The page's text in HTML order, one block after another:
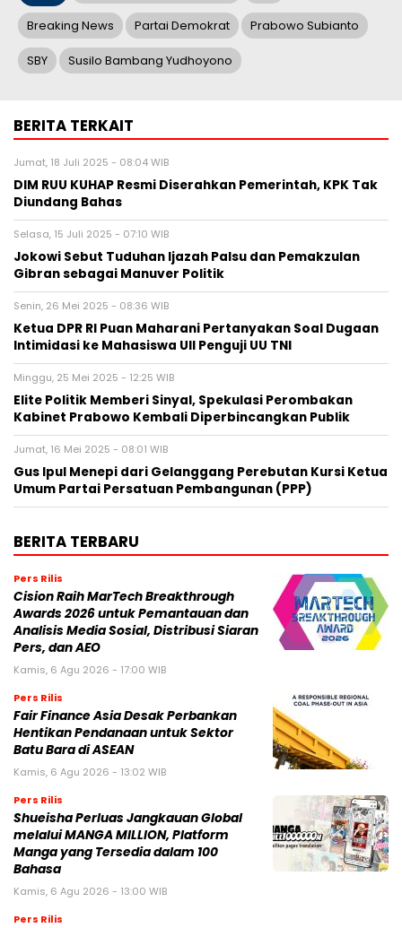
Breaking News Partai Demokrat Prabowo Subianto
SBY Susilo Bambang Yudhoyono
BERITA TERKAIT
Jumat, 18 Juli 2025 - 08:04 WIB
DIM RUU KUHAP Resmi Diserahkan Pemerintah, KPK Tak
Diundang Bahas
Selasa, 15 Juli 2025 - 07:10 WIB
Jokowi Sebut Tuduhan Ijazah Palsu dan Pemakzulan
Gibran sebagai Manuver Politik
Senin, 26 Mei 2025 - 08:36 WIB
Ketua DPR RI Puan Maharani Pertanyakan Soal Dugaan
Intimidasi ke Mahasiswa UII Penguji UU TNI
Minggu, 25 Mei 2025 - 12:25 WIB
Elite Politik Memberi Sinyal, Spekulasi Perombakan
Kabinet Prabowo Kembali Diperbincangkan Publik
Jumat, 16 Mei 2025 - 08:01 WIB
Gus Ipul Menepi dari Gelanggang Perebutan Kursi Ketua
Umum Partai Persatuan Pembangunan (PPP)
BERITA TERBARU
Pers Rilis
Cision Raih MarTech Breakthrough
Awards 2026 untuk Pemantauan dan
Analisis Media Sosial, Distribusi Siaran
Pers, dan AEO
Kamis, 6 Agu 2026 - 17:00 WIB
Pers Rilis
Fair Finance Asia Desak Perbankan
Hentikan Pendanaan untuk Sektor
Batu Bara di ASEAN
Kamis, 6 Agu 2026 - 13:02 WIB
Pers Rilis
Shueisha Perluas Jangkauan Global
melalui MANGA MILLION, Platform
Manga yang Tersedia dalam 100
Bahasa
Kamis, 6 Agu 2026 - 13:00 WIB
Pers Rilis